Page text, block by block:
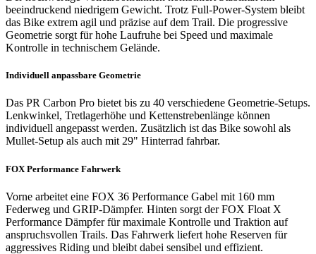
beeindruckend niedrigem Gewicht. Trotz Full-Power-System bleibt
das Bike extrem agil und präzise auf dem Trail. Die progressive
Geometrie sorgt für hohe Laufruhe bei Speed und maximale
Kontrolle in technischem Gelände.
Individuell anpassbare Geometrie
Das PR Carbon Pro bietet bis zu 40 verschiedene Geometrie-Setups.
Lenkwinkel, Tretlagerhöhe und Kettenstrebenlänge können
individuell angepasst werden. Zusätzlich ist das Bike sowohl als
Mullet-Setup als auch mit 29" Hinterrad fahrbar.
FOX Performance Fahrwerk
Vorne arbeitet eine FOX 36 Performance Gabel mit 160 mm
Federweg und GRIP-Dämpfer. Hinten sorgt der FOX Float X
Performance Dämpfer für maximale Kontrolle und Traktion auf
anspruchsvollen Trails. Das Fahrwerk liefert hohe Reserven für
aggressives Riding und bleibt dabei sensibel und effizient.